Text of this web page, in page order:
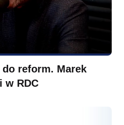
reform. Marek
w RDC